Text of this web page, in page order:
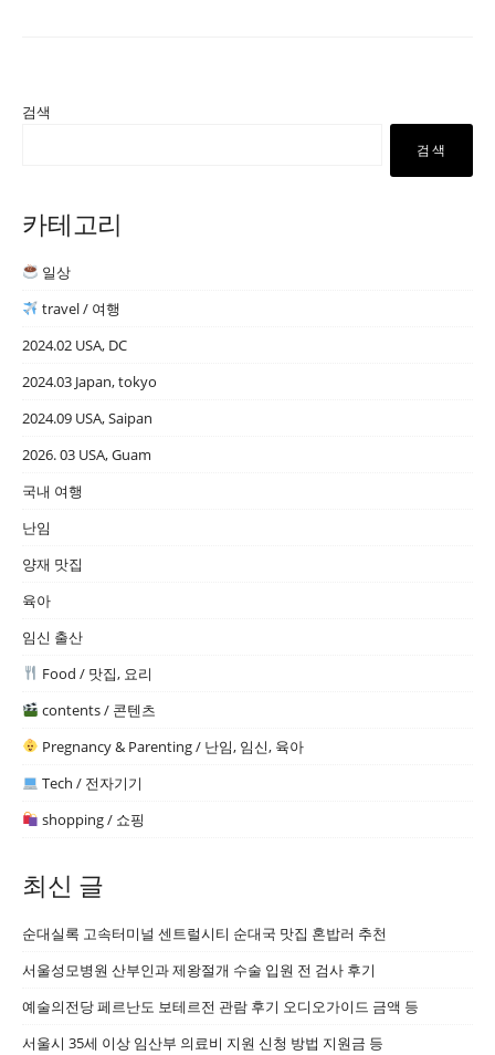
검색
검색
카테고리
일상
travel / 여행
2024.02 USA, DC
2024.03 Japan, tokyo
2024.09 USA, Saipan
2026. 03 USA, Guam
국내 여행
난임
양재 맛집
육아
임신 출산
Food / 맛집, 요리
contents / 콘텐츠
Pregnancy & Parenting / 난임, 임신, 육아
Tech / 전자기기
shopping / 쇼핑
최신 글
순대실록 고속터미널 센트럴시티 순대국 맛집 혼밥러 추천
서울성모병원 산부인과 제왕절개 수술 입원 전 검사 후기
예술의전당 페르난도 보테르전 관람 후기 오디오가이드 금액 등
서울시 35세 이상 임산부 의료비 지원 신청 방법 지원금 등